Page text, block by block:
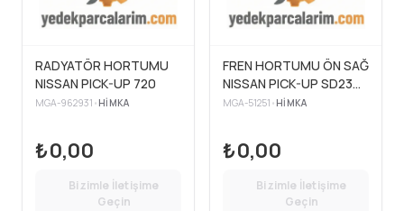
RADYATÖR HORTUMU
NISSAN PICK-UP 720
MGA-962931 • HIMKA
₺0,00
Bizimle İletişime
Geçin
FREN HORTUMU ÖN SAĞ
NISSAN PICK-UP SD23
83>86
MGA-51251 • HIMKA
₺0,00
Bizimle İletişime
Geçin